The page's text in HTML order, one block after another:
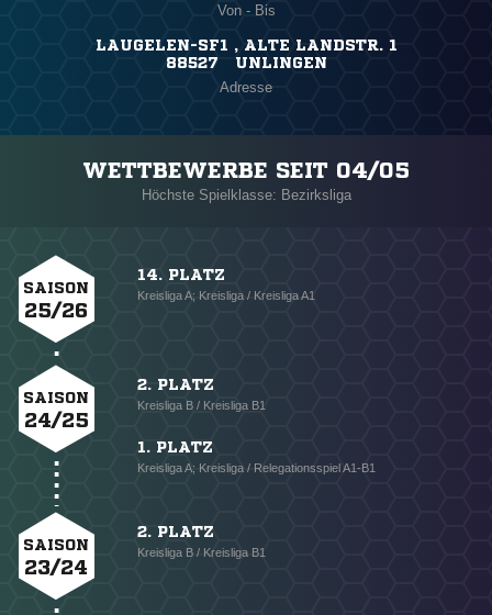
Von - Bis
LAUGELEN-SF1 , ALTE LANDSTR. 1
88527 UNLINGEN
Adresse
WETTBEWERBE SEIT 04/05
Höchste Spielklasse: Bezirksliga
SAISON
25/26
14. PLATZ
Kreisliga A; Kreisliga / Kreisliga A1
SAISON
24/25
2. PLATZ
Kreisliga B / Kreisliga B1
1. PLATZ
Kreisliga A; Kreisliga / Relegationsspiel A1-B1
SAISON
23/24
2. PLATZ
Kreisliga B / Kreisliga B1